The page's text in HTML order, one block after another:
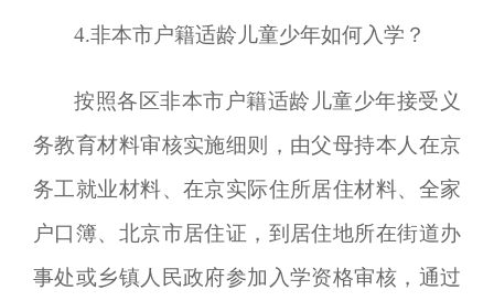
4.非本市户籍适龄儿童少年如何入学？
按照各区非本市户籍适龄儿童少年接受义
务教育材料审核实施细则，由父母持本人在京
务工就业材料、在京实际住所居住材料、全家
户口簿、北京市居住证，到居住地所在街道办
事处或乡镇人民政府参加入学资格审核，通过